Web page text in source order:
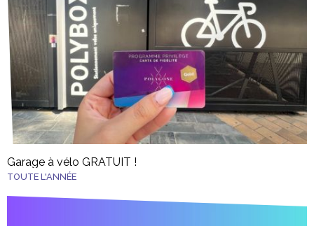
Garage à vélo GRATUIT !
TOUTE L'ANNÉE